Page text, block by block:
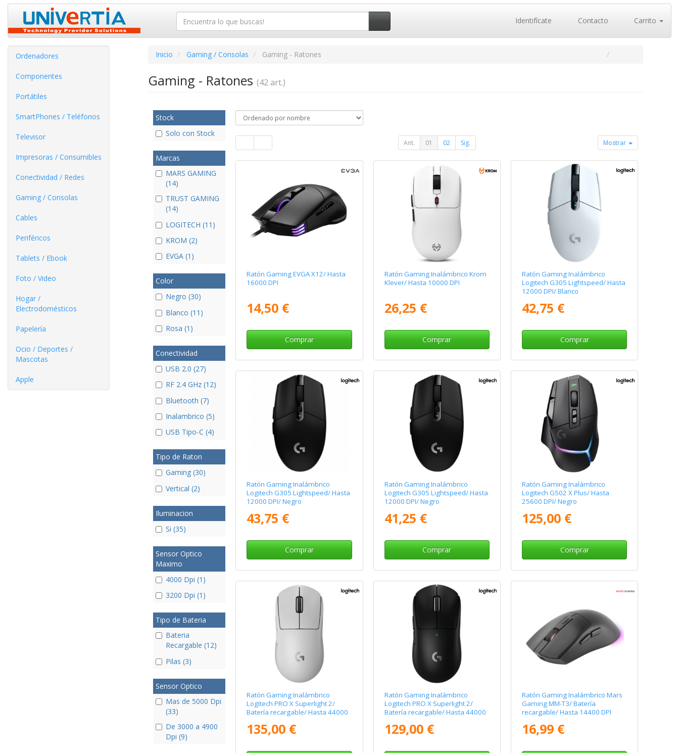
Identifícate Contacto Carrito
Ordenadores
Componentes
Portátiles
SmartPhones / Teléfonos
Televisor
Impresoras / Consumibles
Conectividad / Redes
Gaming / Consolas
Cables
Periféricos
Tablets / Ebook
Foto / Video
Hogar /
Electrodomésticos
Papelería
Ocio / Deportes /
Mascotas
Apple
Inicio Gaming / Consolas Gaming - Ratones
Gaming - Ratones (42 art.)
Stock
Solo con Stock
Marcas
MARS GAMING
(14)
TRUST GAMING
(14)
LOGITECH (11)
KROM (2)
EVGA (1)
Color
Negro (30)
Blanco (11)
Rosa (1)
Conectividad
USB 2.0 (27)
RF 2.4 GHz (12)
Bluetooth (7)
Inalambrico (5)
USB Tipo-C (4)
Tipo de Raton
Gaming (30)
Vertical (2)
Iluminacion
Si (35)
Sensor Optico
Maximo
4000 Dpi (1)
3200 Dpi (1)
Tipo de Bateria
Bateria
Recargable (12)
Pilas (3)
Sensor Optico
Mas de 5000 Dpi
(33)
De 3000 a 4900
Dpi (9)
Ant. 01 02 Sig. Mostrar
Ratón Gaming EVGA X12/ Hasta
16000 DPI
14,50 €
Comprar
Ratón Gaming Inalámbrico Krom
Klever/ Hasta 10000 DPI
26,25 €
Comprar
Ratón Gaming Inalámbrico
Logitech G305 Lightspeed/ Hasta
12000 DPI/ Blanco
42,75 €
Comprar
Ratón Gaming Inalámbrico
Logitech G305 Lightspeed/ Hasta
12000 DPI/ Negro
43,75 €
Comprar
Ratón Gaming Inalámbrico
Logitech G305 Lightspeed/ Hasta
12000 DPI/ Negro
41,25 €
Comprar
Ratón Gaming Inalámbrico
Logitech G502 X Plus/ Hasta
25600 DPI/ Negro
125,00 €
Comprar
Ratón Gaming Inalámbrico
Logitech PRO X Superlight 2/
Batería recargable/ Hasta 44000
135,00 €
Ratón Gaming Inalámbrico
Logitech PRO X Superlight 2/
Batería recargable/ Hasta 44000
129,00 €
Ratón Gaming Inalámbrico Mars
Gaming MM-T3/ Batería
recargable/ Hasta 14400 DPI
16,99 €